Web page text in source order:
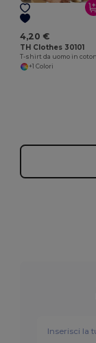
4,20 €
TH Clothes 30101
+1 Colori